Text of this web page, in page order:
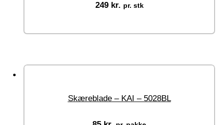
249 kr. pr. stk
Skæreblade – KAI – 5028BL